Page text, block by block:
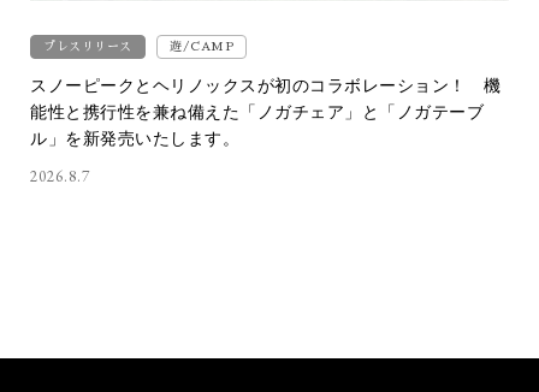
プレスリリース 遊/CAMP
スノーピークとヘリノックスが初のコラボレーション！ 機
能性と携行性を兼ね備えた「ノガチェア」と「ノガテーブ
ル」を新発売いたします。
2026.8.7